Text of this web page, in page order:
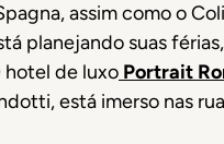
assim como o
planejando suas
hotel de luxo Portrait
está imerso nas